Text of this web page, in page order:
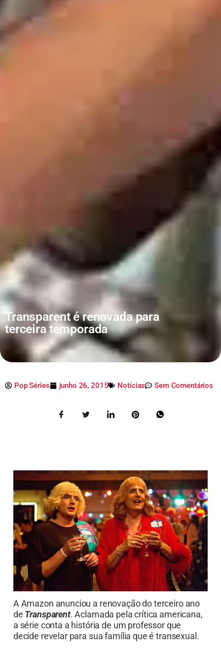
Transparent é renovada para
terceira temporada
Pop Séries junho 26, 2015 Notícias Sem Comentários
A Amazon anunciou a renovação do terceiro ano
de Transparent. Aclamada pela crítica americana,
a série conta a história de um professor que
decide revelar para sua família que é transexual.